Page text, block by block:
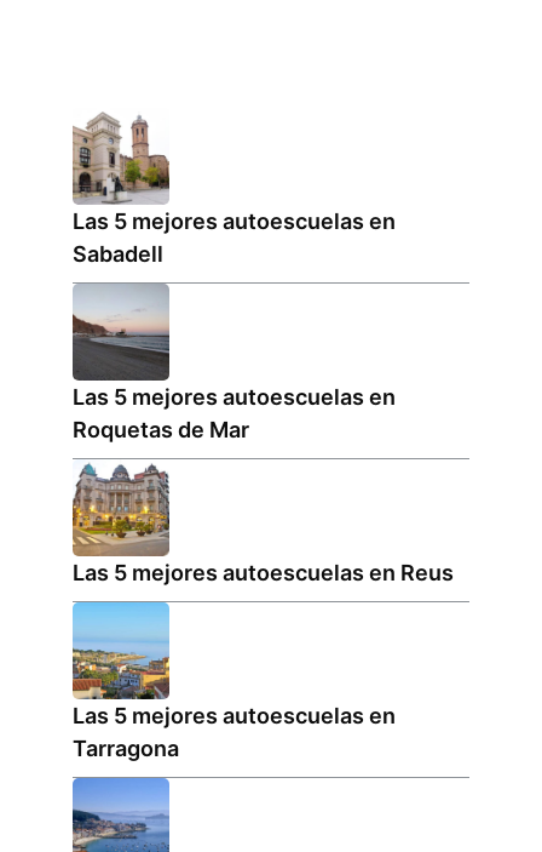
Las 5 mejores autoescuelas en
Sabadell
Las 5 mejores autoescuelas en
Roquetas de Mar
Las 5 mejores autoescuelas en Reus
Las 5 mejores autoescuelas en
Tarragona